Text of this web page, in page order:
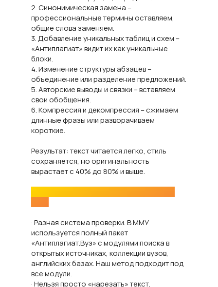
2. Синонимическая замена –
профессиональные термины оставляем,
общие слова заменяем.
3. Добавление уникальных таблиц и схем –
«Антиплагиат» видит их как уникальные
блоки.
4. Изменение структуры абзацев –
объединение или разделение предложений.
5. Авторские выводы и связки – вставляем
свои обобщения.
6. Компрессия и декомпрессия – сжимаем
длинные фразы или разворачиваем
короткие.
Результат: текст читается легко, стиль
сохраняется, но оригинальность
вырастает с 40% до 80% и выше.
· Разная система проверки. В ММУ
используется полный пакет
«Антиплагиат.Вуз» с модулями поиска в
открытых источниках, коллекции вузов,
английских базах. Наш метод подходит под
все модули.
· Нельзя просто «нарезать» текст.